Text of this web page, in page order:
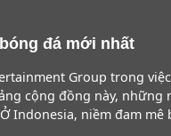
đá mới nhất
Group trong
cộng đồng này,
Indonesia, niềm đam